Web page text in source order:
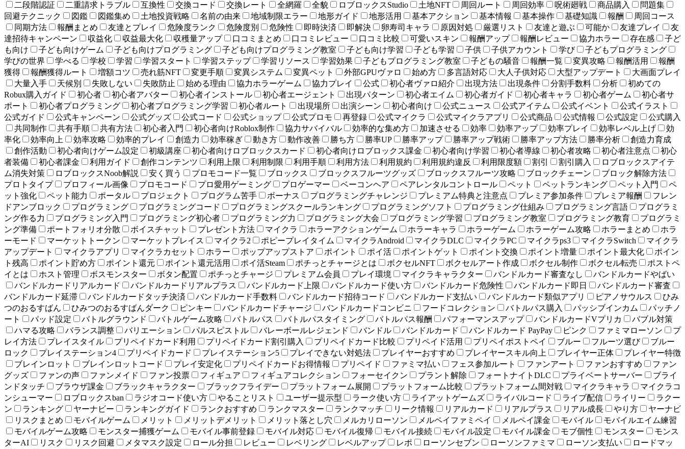
二段階認証
二重請求トラブル 互換性 交換コード 交換レート 全網羅 全貌 ロブロックスStudio 土地NFT 周回ルート 周回効率 呪術廻戦 商品購入
問題集
回避テクニック
図鑑 図鑑集め 土地投資戦略 名前の由来 地域制限エラー 地形ガイド 地形活用 基本アクション 基本情報 基本操作 基礎知識 報酬
周回コース
同期方法
報酬まとめ 友達とプレイ 危険度ランク 危険度別 危険性 即時決済 即解決 卵寿司キャラ 原因対処 厳選リスト 友達と遊ぶ 可能か 友達プレイ
友
達招待キャンペーン
収益化 収益最大化 収穫量アップ 口コミまとめ 口コミレビュー 口コミ比較 可愛いスキン 報酬アップ 報酬レビュー 協力ホラー 存在感
子ど
も向け
子ども向けゲーム 子ども向けプログラミング 子ども向けプログラミング教室 子ども向け学習 子ども学習 子供 子供アカウント 学び
子どもプログラミング
学びの世界
学べる 学校 学習 学習スタート 学習ステップ 学習リソース 学習効果 子どもプログラミング教室 子どもの騒音 報酬一覧 変異攻略 報酬活用
報酬
獲得
報酬獲得ルート 増額コツ 売れ筋NFT 変更手順 変異システム 変異ペット 外部GPUヴァロ 始め方 多言語対応 大人子供対応 大型アップデート
大画面プレイ
大量入手
天候別 失敗しない 失敗防止 始める理由 協力ホラーゲーム 協力プレイ 公式 初心者ヴァロ紹介 出現方法 出現条件 分割手数料 分析
初めての
Robux購入ガイド
初心者 初心者アバター 初心者インストール 初心者エージェント 出現パターン 初心者エイム 初心者ガイド 初心者キャラ 初心者ゲーム
初心者サ
ポート
初心者プログラミング 初心者プログラミング学習 初心者ルート 出現場所 出演シーン 初心者向け 公式ニュース 公式アイテム 公式イベント
公式イラスト
公式ガイド
公式キャンペーン 公式グッズ 公式コード 公式ショップ 公式プロモ 再登録 公式マイクラ 公式マイクラアプリ 公式商品 公式情報 公式設定
公式購入
共同制作
共有手順 共有方法 初心者入門 初心者向けRoblox制作 協力サバイバル 効率的な集め方 加速させる 効率 効率アップ 効率プレイ 効率レベル上げ
効
率化
効率向上 効率攻略 効率的プレイ 創造力 効率稼ぎ 動き方 動作改善 勝ち方 勝率UP 勝率アップ 勝率アップ戦術 勝率アップ方法 勝率分析
創造力育成
創作活動
初心者向けゲーム設定 初級講座 初心者向けロブロックスカード 初心者向けロブロックス課金 初心者向け学習 初心者導線 初心者攻略 初心者注意点
初心
者装備
初心者課金 利用ガイド 創作コンテンツ 利用上限 利用制限 利用手順 利用方法 利用規約 利用規約違反 利用限度額 割引 割引購入
ロブロックスアイテ
ム消失対策
ロブロックスNoob解説 安く買う プロモコード一覧 ブロックス ブロックスフルーツグッズ ブロックスフルーツ攻略 ブロックチェーン
ブロック解除方法
プロトタイプ
プロフィール画像 プロモコード プロ愛用ゲーミング プロゲーマー ベーコンヘア ペアレンタルコントロール ペット ペットランキング ペット入門
ペ
ット強化
ペット能力 ポータル プロジェクト プログラム苦手 ボーナス プログラミングチャレンジ プレミアム特典と注意点 プレミア参加条件 プレミア報酬
フレン
ドアンブロック
プログラミング プログラミングコード プログラミングスクールランキング プログラミングソフト プログラミング仕組み プログラミング言語
プログラミ
ング作る力
プログラミング入門 プログラミング初心者 プログラミング力 プログラミング大会 プログラミング学習 プログラミング教室 プログラミング教育
プログラミ
ング準備
ポートフォリオ分散 ボイスチャット プレゼント方法 マイクラ ホラーアクションゲーム ホラーキャラ ホラーゲーム ホラーゲーム攻略 ホラーまとめ
ホラ
ーモード
マーケットトークン マーケットプレイス マイクラ2 ポピープレイタイム マイクラAndroid マイクラDLC マイクラPC マイクラps3 マイクラSwitch
マイクラ
アップデート
マイクラアプリ マイクラカセット ホラー ポップアップストア ポイント ポイ活 ポイントゲット ポイント交換 ポイント増量 ポイント最大化
ポイン
ト残高
ポイント貯め方 ポイント還元 ポイント還元活用 ポイ活Steam ポチっとチャージとは ボクセルNFT ボクセルアート作成 ボクセル制作 ボクセル転売
ポストペ
イとは
ホスト管理 ボスモンスター ボタン配置 ポチっとチャージ プレミアム会員 プレイ環境 マイクラキャラクター バンドルカード審査なし
バンドルカードやばい
バンドルカードリアルカード
バンドルカードリアルプラス バンドルカード上限 バンドルカード使い方 バンドルカード危険性 バンドルカード即日
バンドルカード審査
バンドルカード延滞
バンドルカードタッチ決済 バンドルカード手数料 バンドルカード招待コード バンドルカード支払い バンドルカード類似アプリ ピアノサウルス
ひみ
つのおるすばん
ひみつのおるすばんダーク ピンキー バンドルカードチャージ バンドルカードコンビニ フードコレクション バトルパス購入 パッシブインカム
パッチノ
ート
パッド設定 バトルグラウンド バトルゲーム攻略 バトルパス バトルパスタイミング バトルパス報酬 パフォーマンスアップ バンドルカードVプリカ
バブル対策
ハマる攻略
バランス調整 バリエーション パルスピストル バレーボールレジェンド バンドル バンドルカード バンドルカード PayPay ピンク ファミマローソン
プ
レイ方法
プレイスタイル プリペイドカード利用 プリペイドカード割引購入 プリペイドカード比較 プリペイド活用 プリペイポストペイ ブルー フルーツ選び
ブルー
ロック
プレイステーション4 プリペイドカード プレイステーション5 プレイできない対処法 プレイヤーおすすめ プレイヤースキル向上 プレイヤー正体
プレイヤー特徴
ブレインロット
ブレインロットコード プレイ安定化 プリペイドカードお得情報 プリペイド ファミマ払い フェス参加ルート ファンアート ファンおすすめ
ファン
グッズ
ファンの声 ファンメイド ファン投票 フィギュア フィギュアコレクション フォーセイクン プラント解除 フォートナイトDLC プライベートサーバー
ブライ
ンドタッチ
ブラウザ課金 ブラックキャラクター ブラックフライデー プラットフォーム展開 プラットフォーム比較 プラットフォーム間対戦 マイクラキャラ
マイクラコ
ンシューマー
ロブロックスban ラジオコード使い方 やることリスト ユーザー提示型 ラーク使い方 ライアットゲームズ ライバルコード ライブ配信 ライリー
ラクー
ン
ランキング ヤーナビー ランキングガイド ランクおすすめ ランクマスター ランクマッチ リーク情報 リアルカード リアルプラス リアル成長 やり方
ヤーナビ
リスクまとめ
モバイルゲーム メリット メリットデメリット メリット落とし穴 メルカリローソン メルペイファミペイ メルペイ課金 モバイル
モバイルエイム練習
モバイルゲーム攻略
モンスター捕獲ゲーム モバイル事前登録 モバイル対応 モバイル復帰 モバイル接続 モバイル設定 モバイル課金 モブ個性 モンスター
モンス
ターAI
リスク リスク回避 メタマスク設定 ロール分担 レビュー レベリング レベルアップ レポ ローソンセブン ローソンファミマ ローソン支払い
ロードマッ